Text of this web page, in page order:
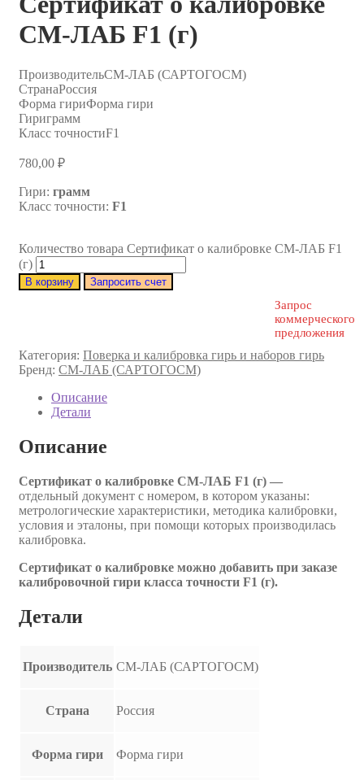
СМ-ЛАБ F1 (г)
ПроизводительСМ-ЛАБ (САРТОГОСМ)
СтранаРоссия
Форма гириФорма гири
Гириграмм
Класс точностиF1
780,00 ₽
Гири: грамм
Класс точности: F1
Количество товара Сертификат о калибровке СМ-ЛАБ F1
(г)
В корзину Запросить счет
Запрос
коммерческого
предложения
Категория: Поверка и калибровка гирь и наборов гирь
Бренд: СМ-ЛАБ (САРТОГОСМ)
Описание
Детали
Описание
Сертификат о калибровке СМ-ЛАБ F1 (г) —
отдельный документ с номером, в котором указаны:
метрологические характеристики, методика калибровки,
условия и эталоны, при помощи которых производилась
калибровка.
Сертификат о калибровке можно добавить при заказе
калибровочной гири класса точности F1 (г).
Детали
Производитель СМ-ЛАБ (САРТОГОСМ)
Страна Россия
Форма гири Форма гири